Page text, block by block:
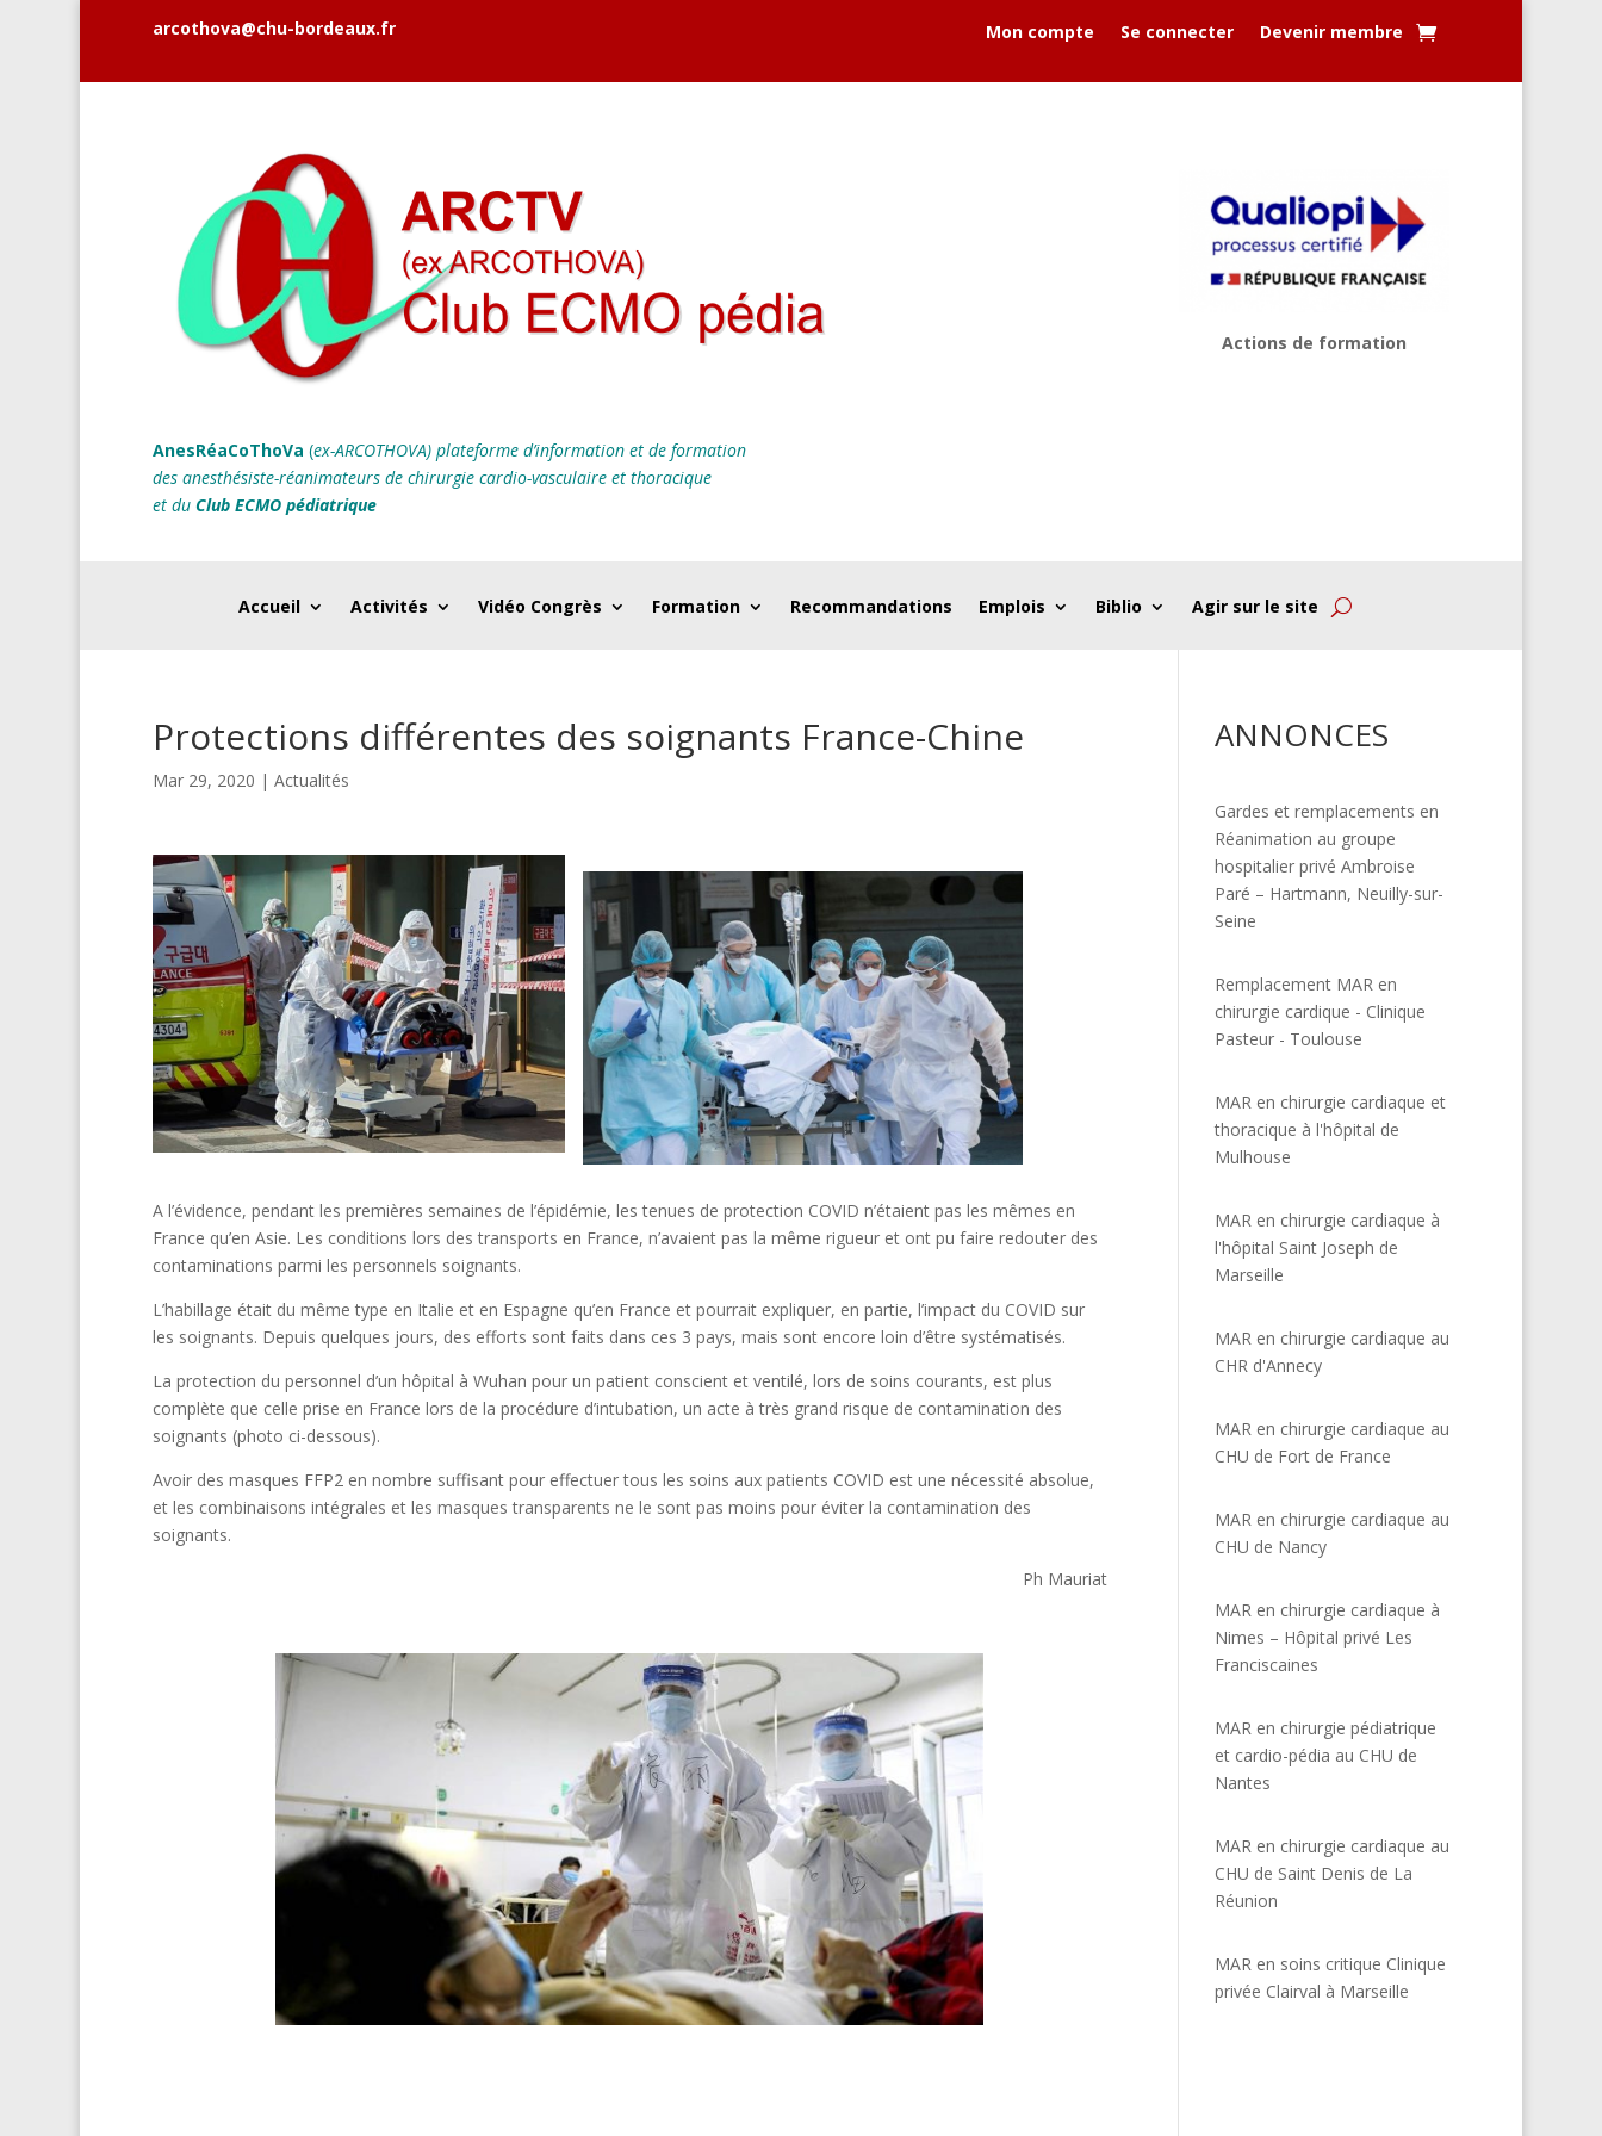
arcothova@chu-bordeaux.fr Mon compte Se connecter Devenir membre
AnesRéaCoThoVa (ex-ARCOTHOVA) plateforme d’information et de formation
des anesthésiste-réanimateurs de chirurgie cardio-vasculaire et thoracique
et du Club ECMO pédiatrique
Actions de formation
Accueil Activités Vidéo Congrès Formation Recommandations Emplois Biblio Agir sur le site
Protections différentes des soignants France-Chine
Mar 29, 2020 | Actualités
A l’évidence, pendant les premières semaines de l’épidémie, les tenues de protection COVID n’étaient pas les mêmes en
France qu’en Asie. Les conditions lors des transports en France, n’avaient pas la même rigueur et ont pu faire redouter des
contaminations parmi les personnels soignants.
L’habillage était du même type en Italie et en Espagne qu’en France et pourrait expliquer, en partie, l’impact du COVID sur
les soignants. Depuis quelques jours, des efforts sont faits dans ces 3 pays, mais sont encore loin d’être systématisés.
La protection du personnel d’un hôpital à Wuhan pour un patient conscient et ventilé, lors de soins courants, est plus
complète que celle prise en France lors de la procédure d’intubation, un acte à très grand risque de contamination des
soignants (photo ci-dessous).
Avoir des masques FFP2 en nombre suffisant pour effectuer tous les soins aux patients COVID est une nécessité absolue,
et les combinaisons intégrales et les masques transparents ne le sont pas moins pour éviter la contamination des
soignants.
Ph Mauriat
ANNONCES
Gardes et remplacements en
Réanimation au groupe
hospitalier privé Ambroise
Paré – Hartmann, Neuilly-sur-
Seine
Remplacement MAR en
chirurgie cardique - Clinique
Pasteur - Toulouse
MAR en chirurgie cardiaque et
thoracique à l'hôpital de
Mulhouse
MAR en chirurgie cardiaque à
l'hôpital Saint Joseph de
Marseille
MAR en chirurgie cardiaque au
CHR d'Annecy
MAR en chirurgie cardiaque au
CHU de Fort de France
MAR en chirurgie cardiaque au
CHU de Nancy
MAR en chirurgie cardiaque à
Nimes – Hôpital privé Les
Franciscaines
MAR en chirurgie pédiatrique
et cardio-pédia au CHU de
Nantes
MAR en chirurgie cardiaque au
CHU de Saint Denis de La
Réunion
MAR en soins critique Clinique
privée Clairval à Marseille